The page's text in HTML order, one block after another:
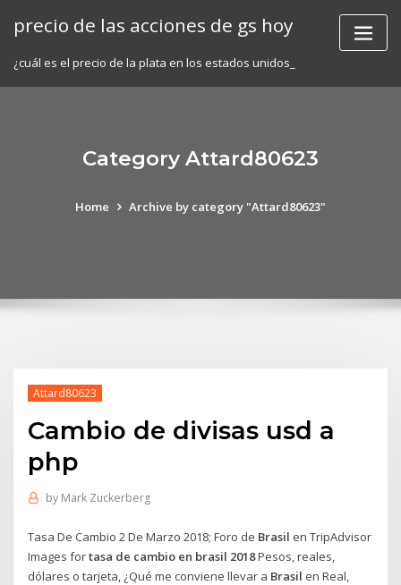
precio de las acciones de gs hoy
¿cuál es el precio de la plata en los estados unidos_
Category Attard80623
Home Archive by category "Attard80623"
Attard80623
Cambio de divisas usd a
php
by Mark Zuckerberg
Tasa De Cambio 2 De Marzo 2018; Foro de Brasil en TripAdvisor
Images fortasa de cambio en brasil 2018Pesos, reales,
dólares o tarjeta, ¿Qué me conviene llevar a Brasil en Real,